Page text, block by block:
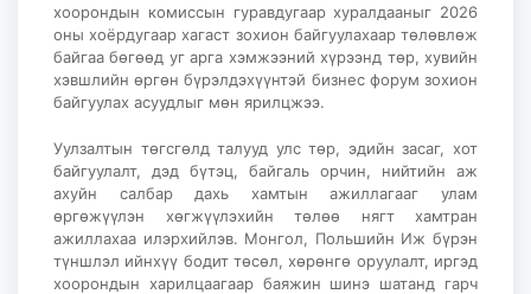
хоорондын комиссын гуравдугаар хуралдааныг 2026
оны хоёрдугаар хагаст зохион байгуулахаар төлөвлөж
байгаа бөгөөд уг арга хэмжээний хүрээнд төр, хувийн
хэвшлийн өргөн бүрэлдэхүүнтэй бизнес форум зохион
байгуулах асуудлыг мөн ярилцжээ.
Уулзалтын төгсгөлд талууд улс төр, эдийн засаг, хот
байгуулалт, дэд бүтэц, байгаль орчин, нийтийн аж
ахуйн салбар дахь хамтын ажиллагааг улам
өргөжүүлэн хөгжүүлэхийн төлөө нягт хамтран
ажиллахаа илэрхийлэв. Монгол, Польшийн Иж бүрэн
түншлэл ийнхүү бодит төсөл, хөрөнгө оруулалт, иргэд
хоорондын харилцаагаар баяжин шинэ шатанд гарч